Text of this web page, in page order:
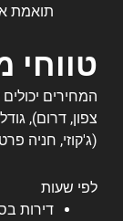
תואמת
טווחי
המחירים
צפון, דרום),
(ג'קוזי, חניה
לפי שעות